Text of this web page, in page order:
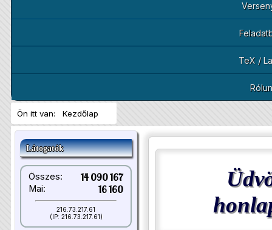
TeX /
Ön itt van: Kezdőlap
Látogatók
Összes: 14 090 167
Mai: 16 160
216.73.217.61
(IP: 216.73.217.61)